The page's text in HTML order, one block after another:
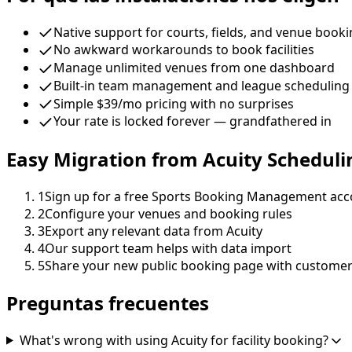
Native support for courts, fields, and venue
No awkward workarounds to book facilities
Manage unlimited venues from one dashboard
Built-in team management and league scheduling
Simple $39/mo pricing with no surprises
Your rate is locked forever — grandfathered in
Easy Migration from Acuity
1Sign up for a free Sports Booking Management
2Configure your venues and booking rules
3Export any relevant data from Acuity
4Our support team helps with data import
5Share your new public booking page with
Preguntas frecuentes
What's wrong with using Acuity for facility booking?